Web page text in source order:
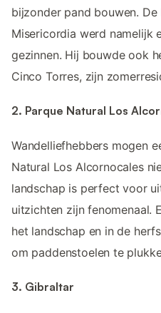
bijzonder pand bouwen.
Misericordia werd namelijk
gezinnen. Hij bouwde ook
Cinco Torres, zijn
2. Parque Natural Los
Wandelliefhebbers mogen
Natural Los Alcornocales
landschap is perfect voor
uitzichten zijn fenomenaal.
het landschap en in de
om paddenstoelen te
3. Gibraltar